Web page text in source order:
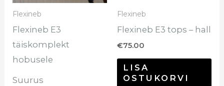
Flexineb
Flexineb E3
täiskomplekt
hobusele
Suurus
saab
tootelehel.
Flexineb
Flexineb E3 tops – hall
€75.00
LISA
OSTUKORVI